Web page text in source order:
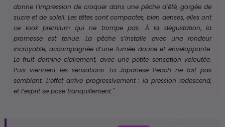
donne l’impression de croquer dans une pêche d’été, gorgée de
sucre et de soleil. Les têtes sont compactes, bien denses, elles ont
ce look premium qui ne trompe pas. À la dégustation, la
promesse est tenue. La pêche s’installe avec une rondeur
incroyable, accompagnée d’une fumée douce et enveloppante.
Le fruit domine clairement, avec une petite sensation veloutée.
Puis viennent les sensations. La Japanese Peach ne fait pas
semblant. L’effet arrive progressivement : la pression redescend,
et l’esprit se pose tranquillement."